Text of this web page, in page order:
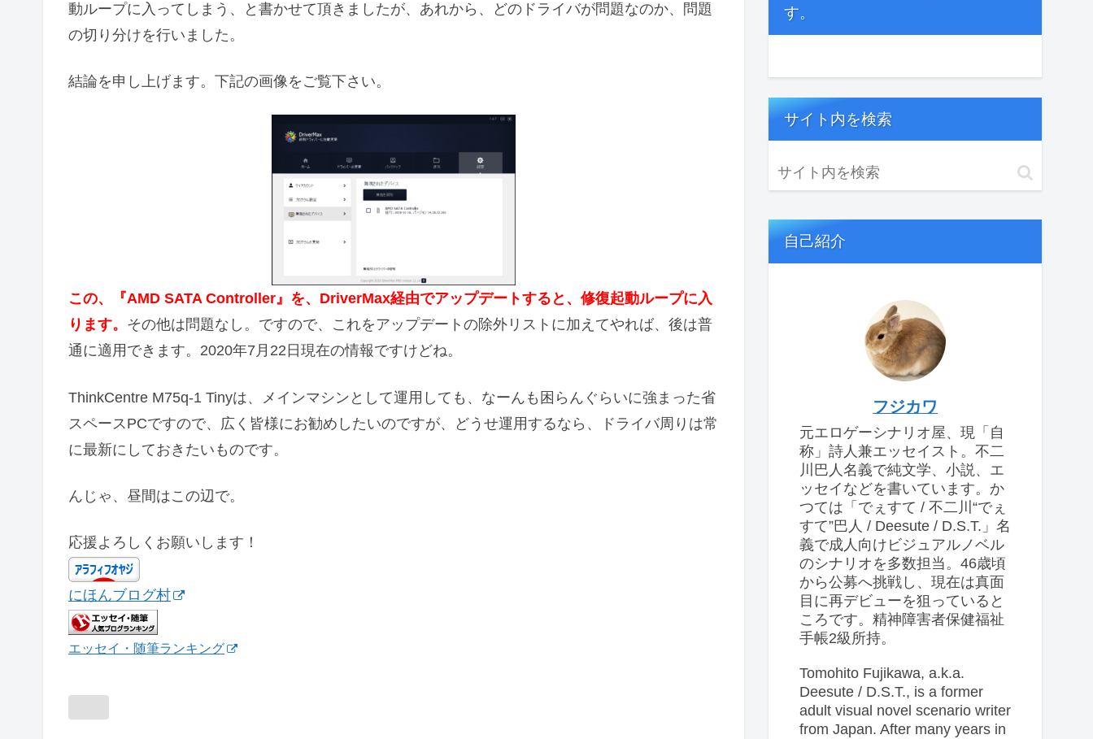
動ループに入ってしまう、と書かせて頂きましたが、あれから、どのドライバが問題なのか、問題
の切り分けを行いました。
結論を申し上げます。下記の画像をご覧下さい。
この、『AMD SATA Controller』を、DriverMax経由でアップデートすると、修復起動ループに入
ります。 その他は問題なし。ですので、これをアップデートの除外リストに加えてやれば、後は普
通に適用できます。2020年7月22日現在の情報ですけどね。
ThinkCentre M75q-1 Tinyは、メインマシンとして運用しても、なーんも困らんぐらいに強まった省
スペースPCですので、広く皆様にお勧めしたいのですが、どうせ運用するなら、ドライバ周りは常
に最新にしておきたいものです。
んじゃ、昼間はこの辺で。
応援よろしくお願いします！
にほんブログ村
エッセイ・随筆ランキング
す。
サイト内を検索
自己紹介
フジカワ
元エロゲーシナリオ屋、現「自
称」詩人兼エッセイスト。不二
川巴人名義で純文学、小説、エ
ッセイなどを書いています。か
つては「でぇすて / 不二川“でぇ
すて”巴人 / Deesute / D.S.T.」名
義で成人向けビジュアルノベル
のシナリオを多数担当。46歳頃
から公募へ挑戦し、現在は真面
目に再デビューを狙っていると
ころです。精神障害者保健福祉
手帳2級所持。
Tomohito Fujikawa, a.k.a.
Deesute / D.S.T., is a former
adult visual novel scenario writer
from Japan. After many years in